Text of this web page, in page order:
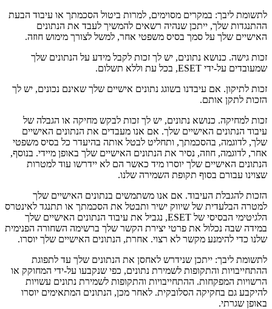
לתשומת ליבך: במקרים מסוימים, למרות ביטול הסכמתך או עיבוד הבעת
ההתנגדות שלך, ייתכן שנהיה רשאים להמשיך לעבד את הנתונים
האישיים שלך על סמך בסיס משפטי אחר, למשל לצורך מימוש חוזה.
זכות גישה. כנושא נתונים, יש לך זכות לקבל מידע על הנתונים שלך
שמעובדים על-ידי ESET, בכל עת וללא תשלום.
זכות לתיקון. אם עיבדנו בשוגג נתונים אישיים שלך שאינם נכונים, יש לך
הזכות לתקן אותם.
זכות למחיקה. כנושא נתונים, יש לך זכות לבקש מחיקה או הגבלה של
עיבוד הנתונים האישיים שלך. אם אנו מעבדים את הנתונים האישיים
שלך, לדוגמה, בהסכמתך, ותחליט לבטל אותה בהיעדר כל בסיס משפטי
אחר, לדוגמה, חוזה, נסיר את הנתונים האישיים שלך באופן מיידי. בנוסף,
הנתונים האישיים שלך יוסרו מיד כאשר הם לא יידרשו עוד למטרות
שצוינו עבורם בסוף תקופת השמירה שלנו.
הזכות להגבלת העיבוד. אם אנו משתמשים בנתונים האישיים שלך
למטרה הבלעדית של שיווק ישיר ותבטל את הסכמתך או תתנגד לאינטרס
הלגיטימי הבסיסי של ESET, נגביל את עיבוד הנתונים האישיים שלך
במידה שבה נכלול את פרטי יצירת הקשר שלך ברשימה השחורה הפנימית
שלנו כדי להימנע מקשר לא רצוי. אחרת, הנתונים האישיים שלך יוסרו.
לתשומת ליבך: ייתכן שנידרש לאחסן את הנתונים שלך עד לתפוגת
ההתחייבויות והתקופות לשמירת נתונים, כפי שנקבעו על-ידי המחוקק או
הרשויות המפקחות. ההתחייבויות והתקופות לשמירת נתונים עשויות
להיקבע גם בחקיקה הסלובקית. לאחר מכן, הנתונים המתאימים יוסרו
באופן שגרתי.